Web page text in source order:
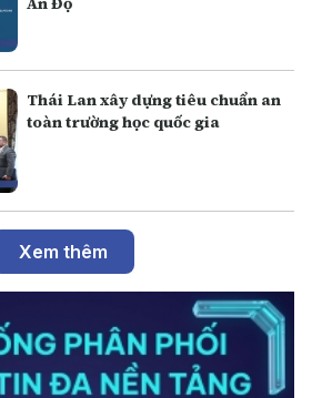
Thái Lan xây dựng tiêu chuẩn an
toàn trường học quốc gia
Xem thêm